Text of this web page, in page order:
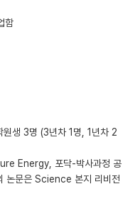
함
생 3명 (3년차 1명, 1년차 2
Energy, 포닥-박사과정 공
논문은 Science 본지 리비전